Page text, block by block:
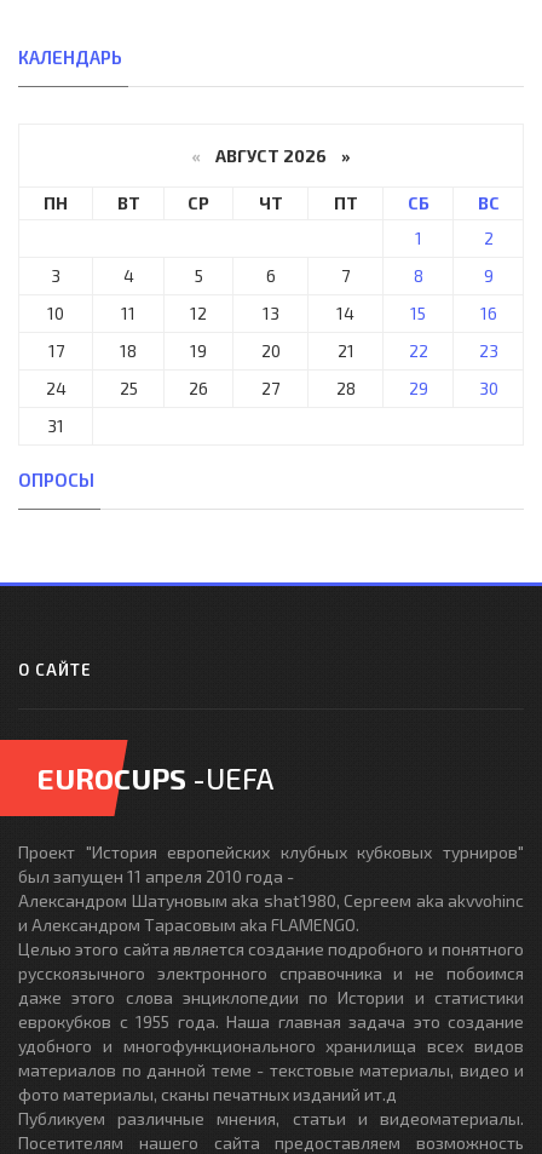
КАЛЕНДАРЬ
« АВГУСТ 2026 »
ПН ВТ СР ЧТ ПТ СБ
ВС
1
2
3
4 5 6 7 8
9
10
11 12 13 14 15
16
17
18 19 20 21 22
23
24
25 26 27 28 29
30
31
ОПРОСЫ
О САЙТЕ
EUROCUPS -UEFA
Проект "История европейских клубных кубковых турниров"
был запущен 11 апреля 2010 года -
Александром Шатуновым aka shat1980, Сергеем aka akvvohinc
и Александром Тарасовым aka FLAMENGO.
Целью этого сайта является создание подробного и понятного
русскоязычного электронного справочника и не побоимся
даже этого слова энциклопедии по Истории и статистики
еврокубков с 1955 года. Наша главная задача это создание
удобного и многофункционального хранилища всех видов
материалов по данной теме - текстовые материалы, видео и
фото материалы, сканы печатных изданий ит.д
Публикуем различные мнения, статьи и видеоматериалы.
Посетителям нашего сайта предоставляем возможность